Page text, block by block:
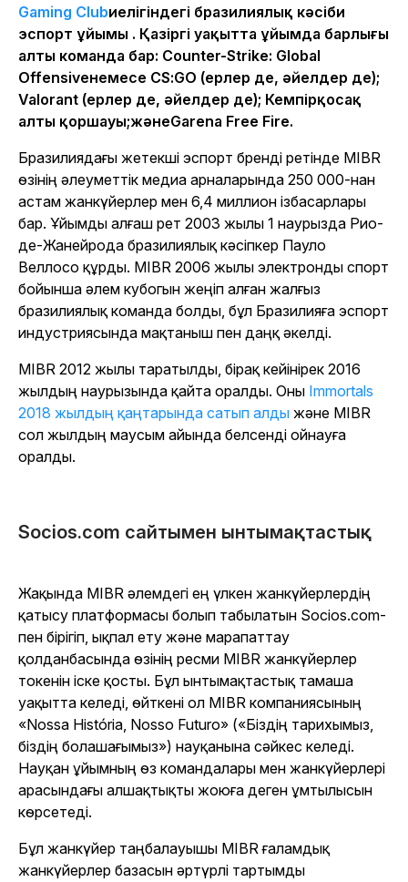
Gaming Clubиелігіндегі бразилиялық кәсіби
эспорт ұйымы . Қазіргі уақытта ұйымда барлығы
алты команда бар: Counter-Strike: Global
Offensiveнемесе CS:GO (ерлер де, әйелдер де);
Valorant (ерлер де, әйелдер де); Кемпірқосақ
алты қоршауы;жәнеGarena Free Fire.
Бразилиядағы жетекші эспорт бренді ретінде MIBR
өзінің әлеуметтік медиа арналарында 250 000-нан
астам жанкүйерлер мен 6,4 миллион ізбасарлары
бар. Ұйымды алғаш рет 2003 жылы 1 наурызда Рио-
де-Жанейрода бразилиялық кәсіпкер Пауло
Веллосо құрды. MIBR 2006 жылы электронды спорт
бойынша әлем кубогын жеңіп алған жалғыз
бразилиялық команда болды, бұл Бразилияға эспорт
индустриясында мақтаныш пен даңқ әкелді.
MIBR 2012 жылы таратылды, бірақ кейінірек 2016
жылдың наурызында қайта оралды. Оны Immortals
2018 жылдың қаңтарында сатып алды және MIBR
сол жылдың маусым айында белсенді ойнауға
оралды.
Socios.com сайтымен ынтымақтастық
Жақында MIBR әлемдегі ең үлкен жанкүйерлердің
қатысу платформасы болып табылатын Socios.com-
пен бірігіп, ықпал ету және марапаттау
қолданбасында өзінің ресми MIBR жанкүйерлер
токенін іске қосты. Бұл ынтымақтастық тамаша
уақытта келеді, өйткені ол MIBR компаниясының
«Nossa História, Nosso Futuro» («Біздің тарихымыз,
біздің болашағымыз») науқанына сәйкес келеді.
Науқан ұйымның өз командалары мен жанкүйерлері
арасындағы алшақтықты жоюға деген ұмтылысын
көрсетеді.
Бұл жанкүйер таңбалауышы MIBR ғаламдық
жанкүйерлер базасын әртүрлі тартымды